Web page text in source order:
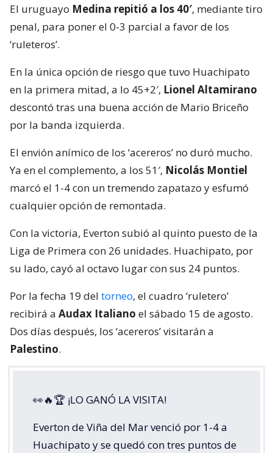
El uruguayo Medina repitió a los 40′, mediante tiro
penal, para poner el 0-3 parcial a favor de los
‘ruleteros’.
En la única opción de riesgo que tuvo Huachipato
en la primera mitad, a lo 45+2′, Lionel Altamirano
descontó tras una buena acción de Mario Briceño
por la banda izquierda.
El envión anímico de los ‘acereros’ no duró mucho.
Ya en el complemento, a los 51′, Nicolás Montiel
marcó el 1-4 con un tremendo zapatazo y esfumó
cualquier opción de remontada.
Con la victoria, Everton subió al quinto puesto de la
Liga de Primera con 26 unidades. Huachipato, por
su lado, cayó al octavo lugar con sus 24 puntos.
Por la fecha 19 del torneo, el cuadro ‘ruletero’
recibirá a Audax Italiano el sábado 15 de agosto.
Dos días después, los ‘acereros’ visitarán a
Palestino.
👀🔥🏆 ¡LO GANÓ LA VISITA!
Everton de Viña del Mar venció por 1-4 a
Huachipato y se quedó con tres puntos de